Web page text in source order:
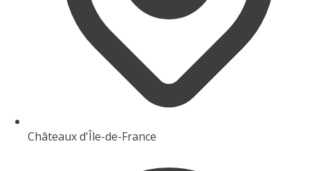
Châteaux d'Île-de-France